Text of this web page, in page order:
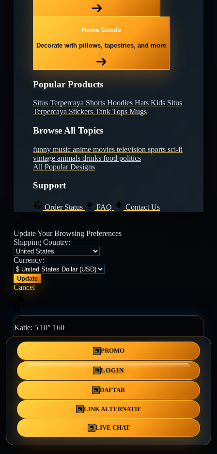
Home Goods
Decorate with pillows, tapestries, and more
Popular Products
Situs Terpercaya Shorts Hoodies Hats Kids Situs
Terpercaya Stickers Tank Tops Mugs
Browse All Topics
funny music anime movies television sports sci-fi
vintage animals drinks food politics
All Popular Designs
Support
Order Status FAQ Contact Us
Update Your Browsing Preferences
Shipping Country:
Currency:
Cancel
Katie: 5'10" 160
Select your person:
Male Female
Height
Short
Weight
Slim
View Size Chart
PROMO
LOGIN
DAFTAR
LINK ALTERNATIF
LIVE CHAT